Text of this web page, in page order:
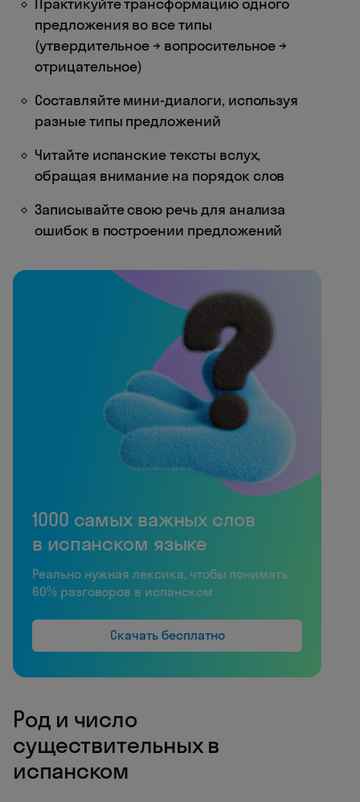
Практикуйте трансформацию одного
предложения во все типы
(утвердительное → вопросительное →
отрицательное)
Составляйте мини-диалоги, используя
разные типы предложений
Читайте испанские тексты вслух,
обращая внимание на порядок слов
Записывайте свою речь для анализа
ошибок в построении предложений
1000 самых важных слов
в испанском языке
Реально нужная лексика, чтобы понимать
60% разговоров в испанском
Скачать бесплатно
Род и число
существительных в
испанском